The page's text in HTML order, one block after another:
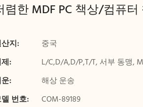
렴한 MDF PC 책상/컴퓨
지:
중국
:
L/C,D/A,D/P,T/T, 서부 동맹,
:
해상 운송
번호:
COM-89189